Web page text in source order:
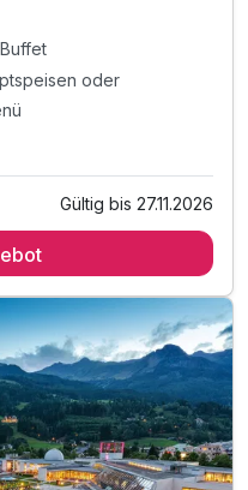
oder
mit 1.600 m²
Gültig bis 27.11.2026